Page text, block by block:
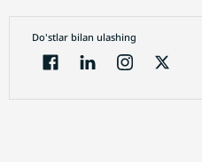
Do'stlar bilan ulashing